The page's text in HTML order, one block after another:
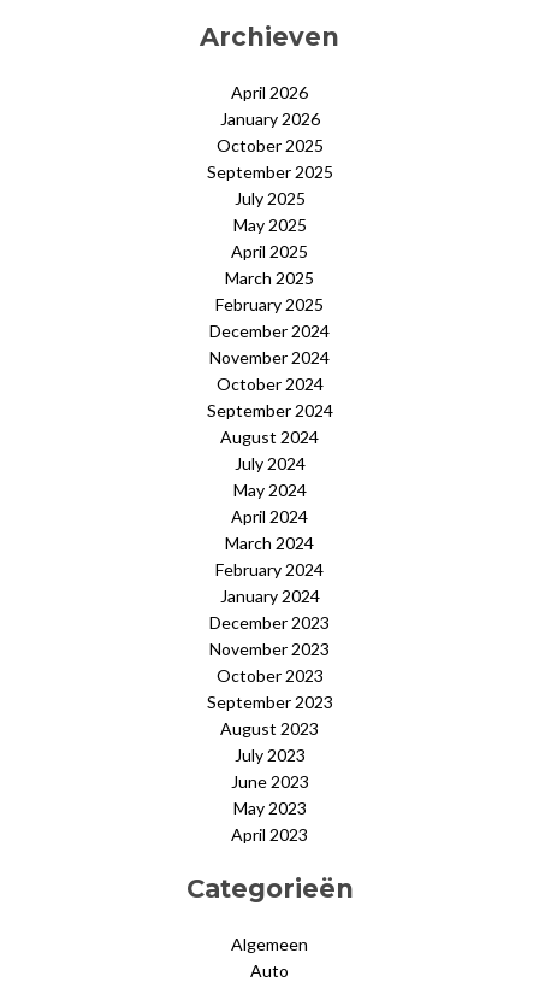
Archieven
April 2026
January 2026
October 2025
September 2025
July 2025
May 2025
April 2025
March 2025
February 2025
December 2024
November 2024
October 2024
September 2024
August 2024
July 2024
May 2024
April 2024
March 2024
February 2024
January 2024
December 2023
November 2023
October 2023
September 2023
August 2023
July 2023
June 2023
May 2023
April 2023
Categorieën
Algemeen
Auto